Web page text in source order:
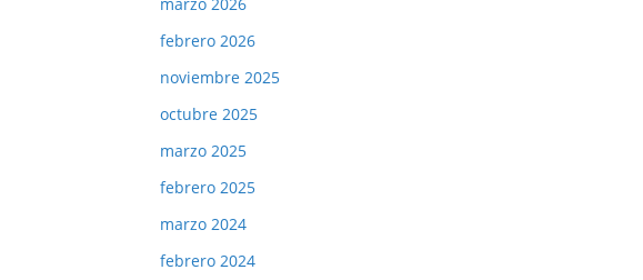
febrero 2026
noviembre 2025
octubre 2025
marzo 2025
febrero 2025
marzo 2024
febrero 2024